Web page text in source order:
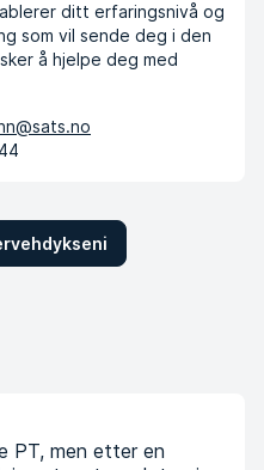
ditt erfaringsnivå og
som vil sende deg i den
å hjelpe deg med
PT, men etter en